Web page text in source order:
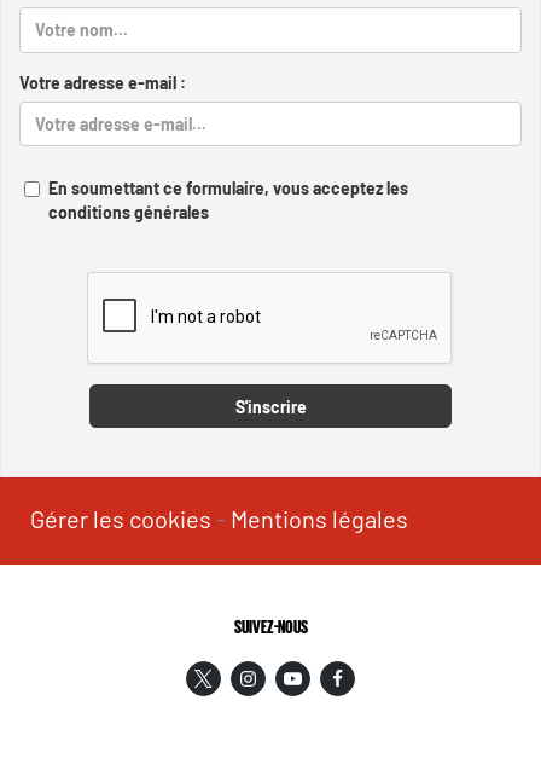
Votre adresse e-mail :
En soumettant ce formulaire, vous acceptez les
conditions générales
S'inscrire
Gérer les cookies - Mentions légales
SUIVEZ-NOUS